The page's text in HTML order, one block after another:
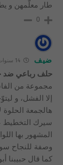
طار معلّمهن و
0
ضيف 14 سنوات
حلف رباعي ضد
مجموعة من
إلا الفشل، و
هالجمعة
سيرك التخطيط
المشهور بها
وصفة للنجاح
كما قال حبيبنا